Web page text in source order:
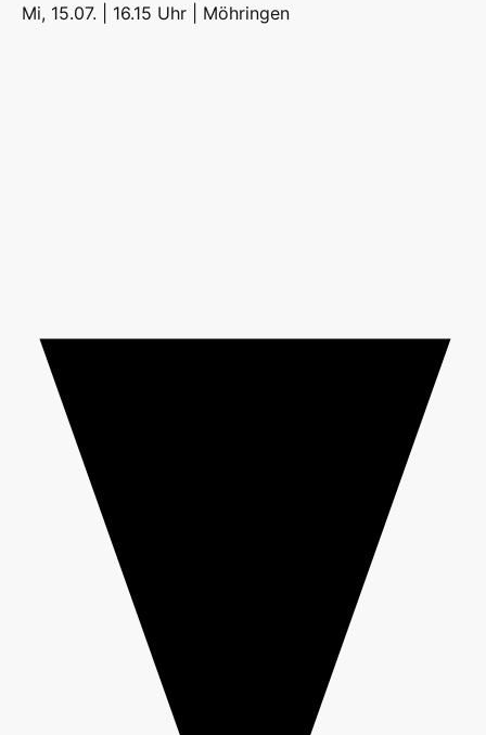
Mi, 15.07. | 16.15 Uhr | Möhringen